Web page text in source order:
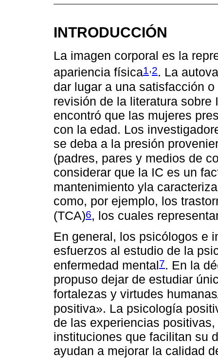
INTRODUCCIÓN
La imagen corporal es la
apariencia física1,2. La
dar lugar a una satisfacción
revisión de la literatura
encontró que las mujeres
con la edad. Los
se deba a la presión
(padres, pares y medios de
considerar que la IC es un
mantenimiento yla
como, por ejemplo, los
(TCA)6, los cuales
En general, los psicólogos e
esfuerzos al estudio de la
enfermedad mental7. En la
propuso dejar de estudiar
fortalezas y virtudes humanas
positiva». La psicología
de las experiencias
instituciones que facilitan su
ayudan a mejorar la calidad